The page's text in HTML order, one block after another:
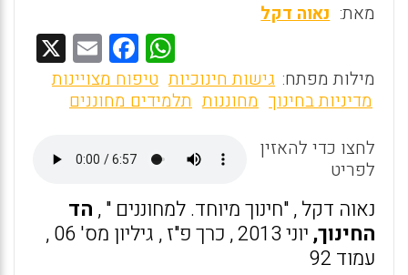
מאת: נאוה דקל
W
h
at
A
p
p
F
a
ce
o
o
k
E
m
ai
מילות מפתח: גישות חינוכיות טיפוח מצויינות
מדיניות בחינוך מחוננות תלמידים מחוננים
לחצו כדי להאזין
לפריט
נאוה דקל , "חינוך מיוחד. למחוננים " , הד
החינוך,
יוני 2013 , כרך פ"ז , גיליון מס' 06 ,
עמוד 92